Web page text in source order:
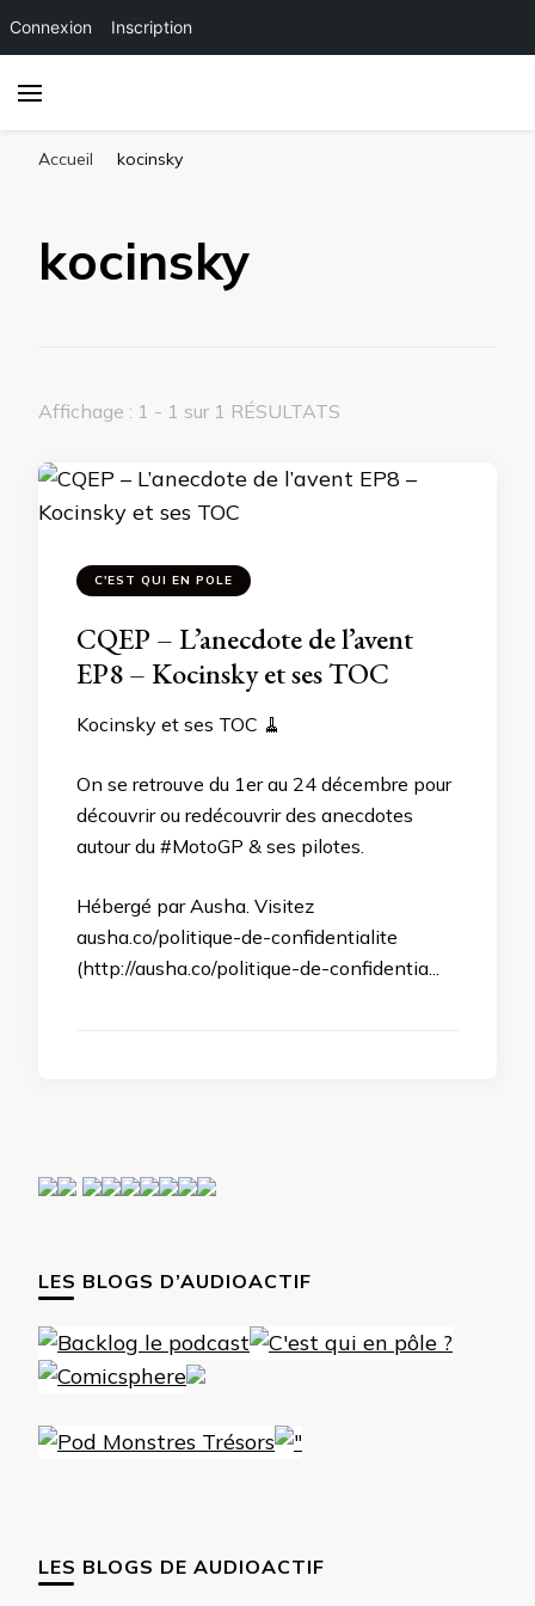
Connexion Inscription
Accueil kocinsky
kocinsky
Affichage : 1 - 1 sur 1 RÉSULTATS
C'EST QUI EN POLE
CQEP – L’anecdote de l’avent
EP8 – Kocinsky et ses TOC
Kocinsky et ses TOC 🧹
On se retrouve du 1er au 24 décembre pour
découvrir ou redécouvrir des anecdotes
autour du #MotoGP & ses pilotes.
Hébergé par Ausha. Visitez
ausha.co/politique-de-confidentialite
(http://ausha.co/politique-de-confidentia...
LES BLOGS D’AUDIOACTIF
LES BLOGS DE AUDIOACTIF